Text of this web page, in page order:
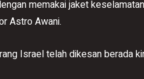
memakai jaket
Astro Awani.
Israel telah dikesan berada